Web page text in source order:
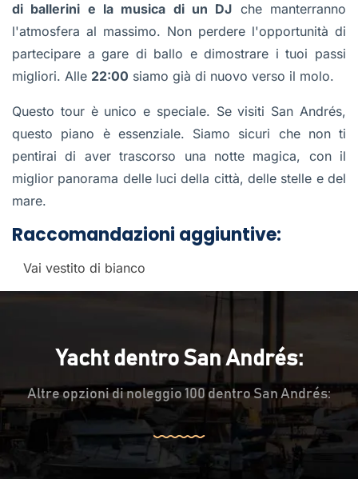
di ballerini e la musica di un DJ che manterranno
l'atmosfera al massimo. Non perdere l'opportunità di
partecipare a gare di ballo e dimostrare i tuoi passi
migliori. Alle 22:00 siamo già di nuovo verso il molo.
Questo tour è unico e speciale. Se visiti San Andrés,
questo piano è essenziale. Siamo sicuri che non ti
pentirai di aver trascorso una notte magica, con il
miglior panorama delle luci della città, delle stelle e del
mare.
Raccomandazioni aggiuntive:
Vai vestito di bianco
Yacht dentro San Andrés:
Altre opzioni di noleggio 100 dentro San Andrés: